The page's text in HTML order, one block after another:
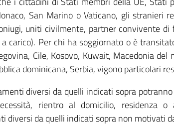
San Marino o Vaticano, gli stranieri
uniti civilmente, partner convivente
carico). Per chi ha soggiornato o è
Cile, Kosovo, Kuwait, Macedonia
dominicana, Serbia, vigono particolari
diversi da quelli indicati sopra
rientro al domicilio, residenza
diversi da quelli indicati sopra non motivati